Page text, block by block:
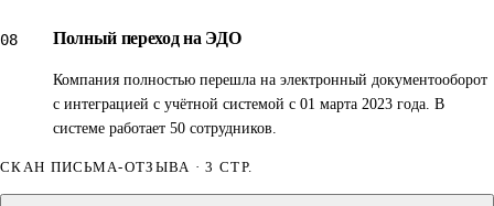
Мы полностью перешли на электронный
документооборот, включая интеграцию с учётной
системой, с 01 марта 2023 г. В настоящее время в системе
работает 50 сотрудников.»
Дроц Денис Евгеньевич, Заместитель генерального
08 Полный переход на ЭДО
Компания полностью перешла на электронный документооборот
с интеграцией с учётной системой с 01 марта 2023 года. В
системе работает 50 сотрудников.
СКАН ПИСЬМА-ОТЗЫВА · 3 СТР.